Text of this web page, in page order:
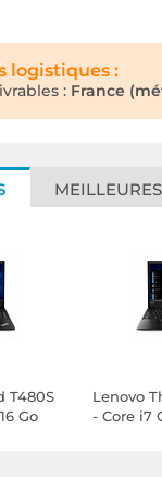
logistiques :
: France
T480S
Go
Lenovo
- Core i7